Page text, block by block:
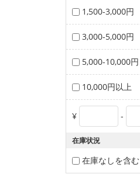
1,500-3,000円
3,000-5,000円
5,000-10,000円
10,000円以上
¥ -
在庫状況
在庫なしを含む